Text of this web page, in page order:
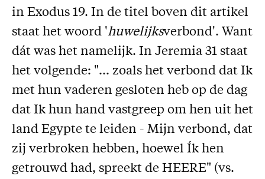
Nabestellen
Vragen en opmerkingen
En verder
Bijbelstudieagenda
in Exodus 19. In de titel boven dit artikel
staat het woord 'huwelijksverbond'. Want
dát was het namelijk. In Jeremia 31 staat
het volgende: "... zoals het verbond dat Ik
met hun vaderen gesloten heb op de dag
dat Ik hun hand vastgreep om hen uit het
land Egypte te leiden - Mijn verbond, dat
zij verbroken hebben, hoewel Ík hen
getrouwd had, spreekt de HEERE" (vs.